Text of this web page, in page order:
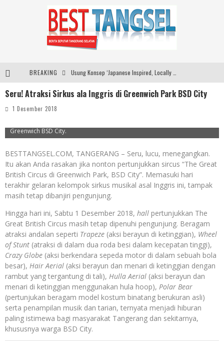
BREAKING
Diabetes Connection Care Eka Hospital BSD Hadirkan Pendekatan Komprehensif Tangani Diabetes dan Obesitas
Seru! Atraksi Sirkus ala Inggris di Greenwich Park BSD City
1 Desember 2018
Greenwich BSD City.
BESTTANGSEL.COM, TANGERANG – Seru, lucu, menegangkan.
Itu akan Anda rasakan jika nonton pertunjukkan sircus “The Great
British Circus di Greenwich Park, BSD City”. Memasuki hari
terakhir gelaran kelompok sirkus musikal asal Inggris ini, tampak
masih tetap dibanjiri pengunjung.
Hingga hari ini, Sabtu 1 Desember 2018, hall pertunjukkan The
Great British Circus masih tetap dipenuhi pengunjung. Beragam
atraksi andalan seperti Trapeze (aksi berayun di ketinggian), Wheel
of Stunt (atraksi di dalam dua roda besi dalam kecepatan tinggi),
Crazy Globe (aksi berkendara sepeda motor di dalam sebuah bola
besar), Hair Aerial (aksi berayun dan menari di ketinggian dengan
rambut yang tergantung di tali), Hulla Aerial (aksi berayun dan
menari di ketinggian menggunakan hula hoop), Polar Bear
(pertunjukan beragam model kostum binatang berukuran asli)
serta penampilan musik dan tarian, ternyata menjadi hiburan
paling istimewa bagi masyarakat Tangerang dan sekitarnya,
khususnya warga BSD City.